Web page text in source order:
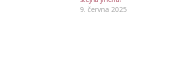
9. června 2025